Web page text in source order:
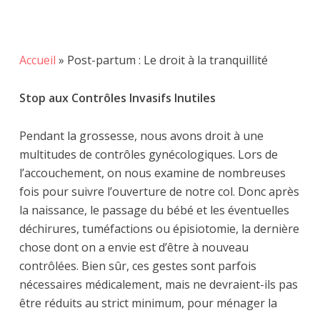
Accueil » Post-partum : Le droit à la tranquillité
Stop aux Contrôles Invasifs Inutiles
Pendant la grossesse, nous avons droit à une
multitudes de contrôles gynécologiques. Lors de
l’accouchement, on nous examine de nombreuses
fois pour suivre l’ouverture de notre col. Donc après
la naissance, le passage du bébé et les éventuelles
déchirures, tuméfactions ou épisiotomie, la dernière
chose dont on a envie est d’être à nouveau
contrôlées. Bien sûr, ces gestes sont parfois
nécessaires médicalement, mais ne devraient-ils pas
être réduits au strict minimum, pour ménager la